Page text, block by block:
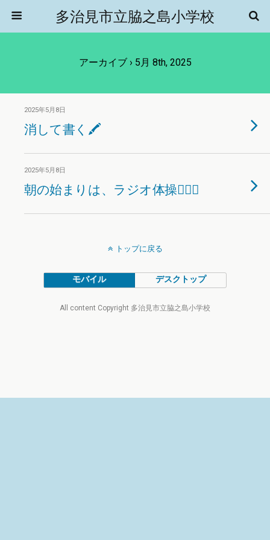
多治見市立脇之島小学校
アーカイブ › 5月 8th, 2025
2025年5月8日
消して書く🖍️
2025年5月8日
朝の始まりは、ラジオ体操🤸‍♀️✨
トップに戻る
モバイル デスクトップ
All content Copyright 多治見市立脇之島小学校